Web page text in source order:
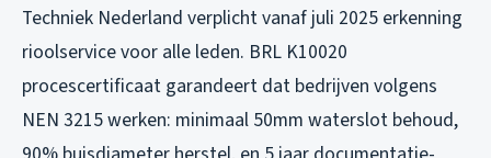
Techniek Nederland verplicht vanaf juli 2025 erkenning
rioolservice voor alle leden. BRL K10020
procescertificaat garandeert dat bedrijven volgens
NEN 3215 werken: minimaal 50mm waterslot behoud,